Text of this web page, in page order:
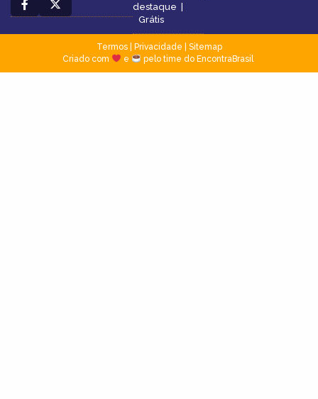
destaque |
Grátis
Termos| Privacidade
Sitemap
Criado com
e pelo time do EncontraBrasil